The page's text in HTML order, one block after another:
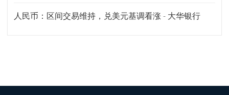
人民币：区间交易维持，兑美元基调看涨 - 大华银行